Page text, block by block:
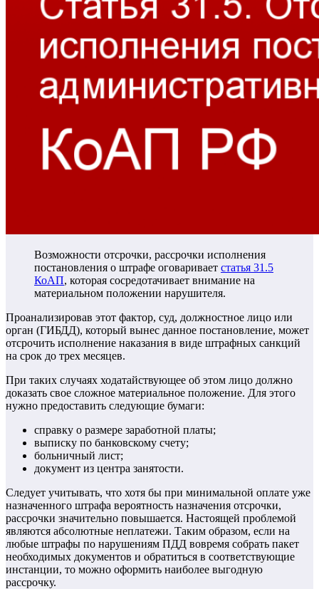
Возможности отсрочки, рассрочки исполнения
постановления о штрафе оговаривает статья 31.5
КоАП, которая сосредотачивает внимание на
материальном положении нарушителя.
Проанализировав этот фактор, суд, должностное лицо или
орган (ГИБДД), который вынес данное постановление, может
отсрочить исполнение наказания в виде штрафных санкций
на срок до трех месяцев.
При таких случаях ходатайствующее об этом лицо должно
доказать свое сложное материальное положение. Для этого
нужно предоставить следующие бумаги:
справку о размере заработной платы;
выписку по банковскому счету;
больничный лист;
документ из центра занятости.
Следует учитывать, что хотя бы при минимальной оплате уже
назначенного штрафа вероятность назначения отсрочки,
рассрочки значительно повышается. Настоящей проблемой
являются абсолютные неплатежи. Таким образом, если на
любые штрафы по нарушениям ПДД вовремя собрать пакет
необходимых документов и обратиться в соответствующие
инстанции, то можно оформить наиболее выгодную
рассрочку.